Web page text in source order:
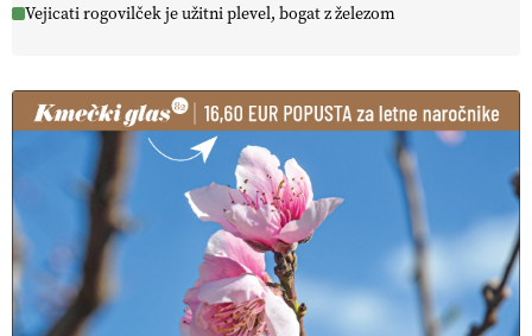
Vejicati rogovilček je užitni plevel, bogat z železom